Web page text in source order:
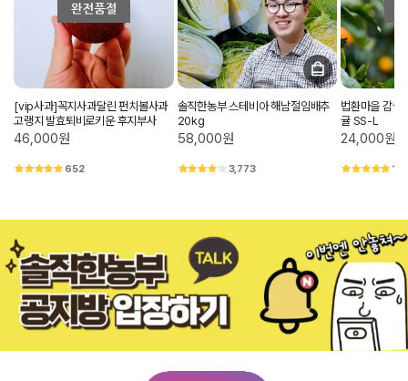
[vip사과]꼭지사과달린 펀치볼사과
고랭지 발효퇴비로키운 후지부사
46,000원
652
솔직한농부 스테비아 해남절임배추
20kg
58,000원
3,773
법환마을 감귤
귤 SS-L
24,000원